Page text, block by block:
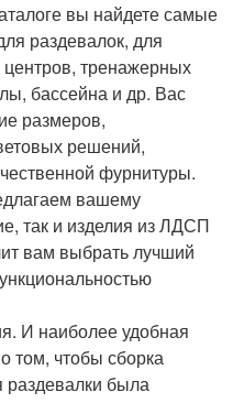
вы найдете самые
раздевалок, для
тренажерных
бассейна и др. Вас
размеров,
решений,
фурнитуры.
вашему
так и изделия из ЛДСП
вам выбрать лучший
И наиболее удобная
чтобы сборка
раздевалки была